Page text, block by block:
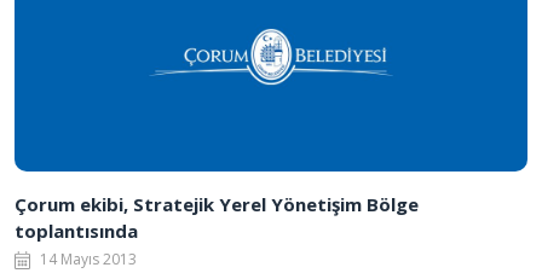
Çorum ekibi, Stratejik Yerel Yönetişim Bölge
toplantısında
14 Mayıs 2013